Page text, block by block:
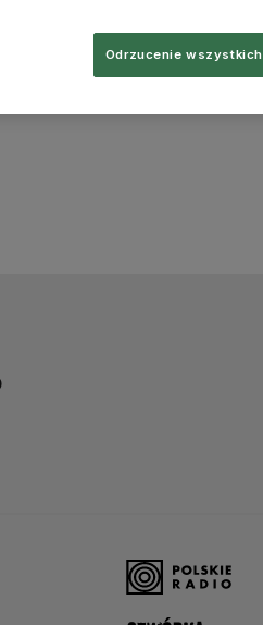
Odrzucenie wszystkich